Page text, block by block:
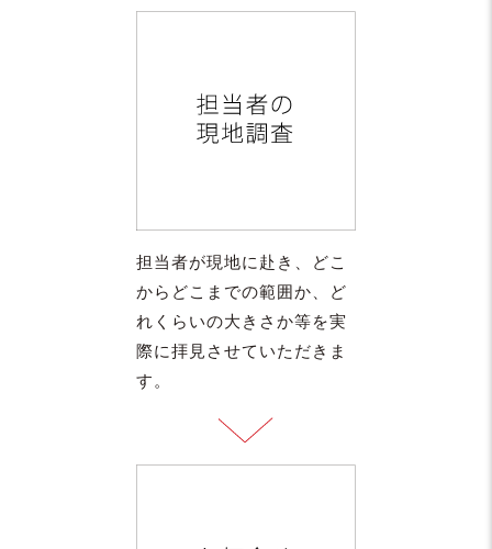
担当者が現地に赴き、どこ
からどこまでの範囲か、ど
れくらいの大きさか等を実
際に拝見させていただきま
す。